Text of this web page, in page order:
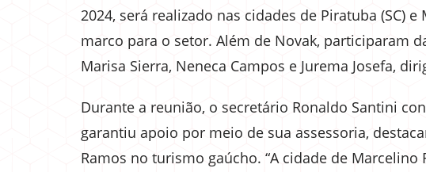
2024, será realizado nas cidades de Piratuba (SC)
marco para o setor. Além de Novak, participaram
Marisa Sierra, Neneca Campos e Jurema Josefa,
Durante a reunião, o secretário Ronaldo Santini
garantiu apoio por meio de sua assessoria,
Ramos no turismo gaúcho. “A cidade de